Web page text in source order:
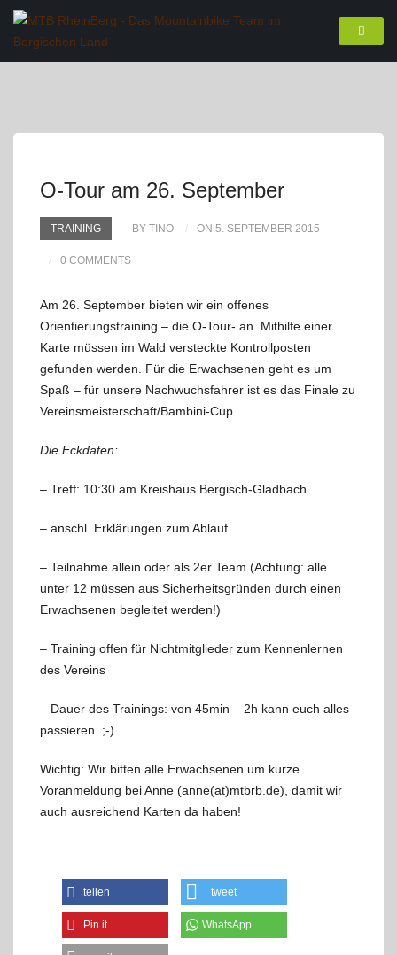
O-Tour am 26. September
TRAINING BY TINO ON 5. SEPTEMBER 2015
0 COMMENTS
Am 26. September bieten wir ein offenes
Orientierungstraining – die O-Tour- an. Mithilfe einer
Karte müssen im Wald versteckte Kontrollposten
gefunden werden. Für die Erwachsenen geht es um
Spaß – für unsere Nachwuchsfahrer ist es das Finale zu
Vereinsmeisterschaft/Bambini-Cup.
Die Eckdaten:
– Treff: 10:30 am Kreishaus Bergisch-Gladbach
– anschl. Erklärungen zum Ablauf
– Teilnahme allein oder als 2er Team (Achtung: alle
unter 12 müssen aus Sicherheitsgründen durch einen
Erwachsenen begleitet werden!)
– Training offen für Nichtmitglieder zum Kennenlernen
des Vereins
– Dauer des Trainings: von 45min – 2h kann euch alles
passieren. ;-)
Wichtig: Wir bitten alle Erwachsenen um kurze
Voranmeldung bei Anne (anne(at)mtbrb.de), damit wir
auch ausreichend Karten da haben!
teilen tweet
Pin it WhatsApp